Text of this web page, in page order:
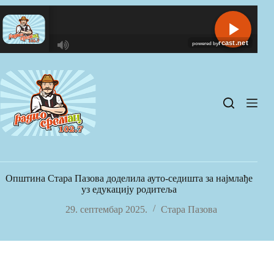
Skip
to
content
C
A
S
T
.
N
Општина Стара Пазова доделила ауто-седишта за најмлађе
уз едукацију родитеља
29. септембар 2025.
Стара Пазова